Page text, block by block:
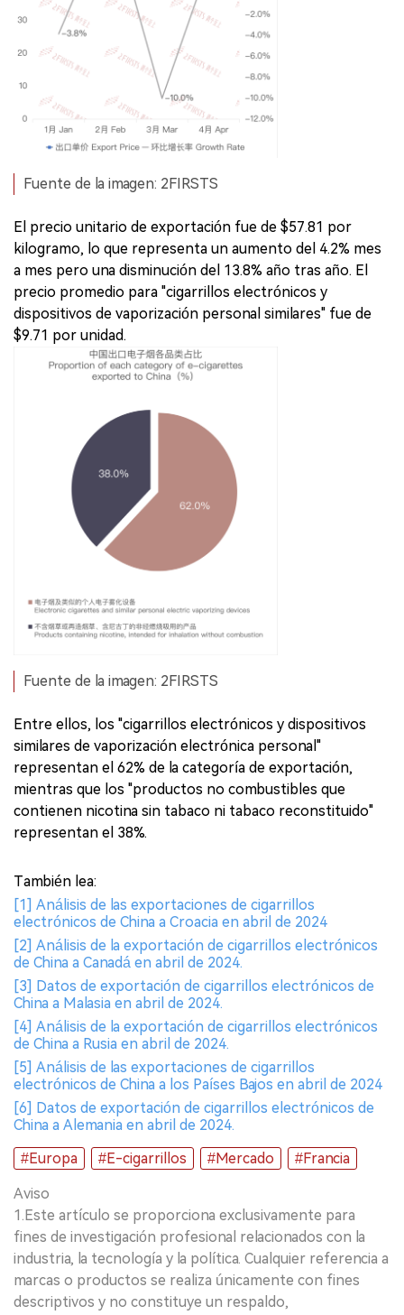
Fuente de la imagen: 2FIRSTS
El precio unitario de exportación fue de $57.81 por
kilogramo, lo que representa un aumento del 4.2% mes
a mes pero una disminución del 13.8% año tras año. El
precio promedio para "cigarrillos electrónicos y
dispositivos de vaporización personal similares" fue de
$9.71 por unidad.
Fuente de la imagen: 2FIRSTS
Entre ellos, los "cigarrillos electrónicos y dispositivos
similares de vaporización electrónica personal"
representan el 62% de la categoría de exportación,
mientras que los "productos no combustibles que
contienen nicotina sin tabaco ni tabaco reconstituido"
representan el 38%.
También lea:
[1] Análisis de las exportaciones de cigarrillos
electrónicos de China a Croacia en abril de 2024
[2] Análisis de la exportación de cigarrillos electrónicos
de China a Canadá en abril de 2024.
[3] Datos de exportación de cigarrillos electrónicos de
China a Malasia en abril de 2024.
[4] Análisis de la exportación de cigarrillos electrónicos
de China a Rusia en abril de 2024.
[5] Análisis de las exportaciones de cigarrillos
electrónicos de China a los Países Bajos en abril de 2024
[6] Datos de exportación de cigarrillos electrónicos de
China a Alemania en abril de 2024.
#Europa
#E-cigarrillos #Mercado #Francia
Aviso
1.Este artículo se proporciona exclusivamente para
fines de investigación profesional relacionados con la
industria, la tecnología y la política. Cualquier referencia a
marcas o productos se realiza únicamente con fines
descriptivos y no constituye un respaldo,